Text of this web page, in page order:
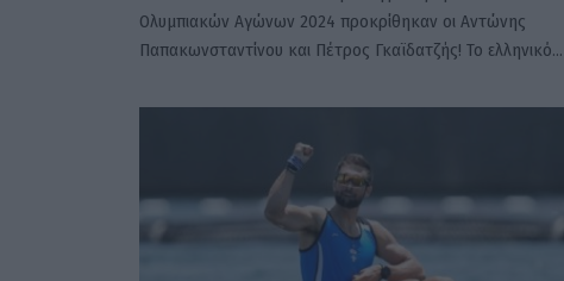
Ολυμπιακών Αγώνων 2024 προκρίθηκαν οι Αντώνης
Παπακωνσταντίνου και Πέτρος Γκαϊδατζής! Το ελληνικό…